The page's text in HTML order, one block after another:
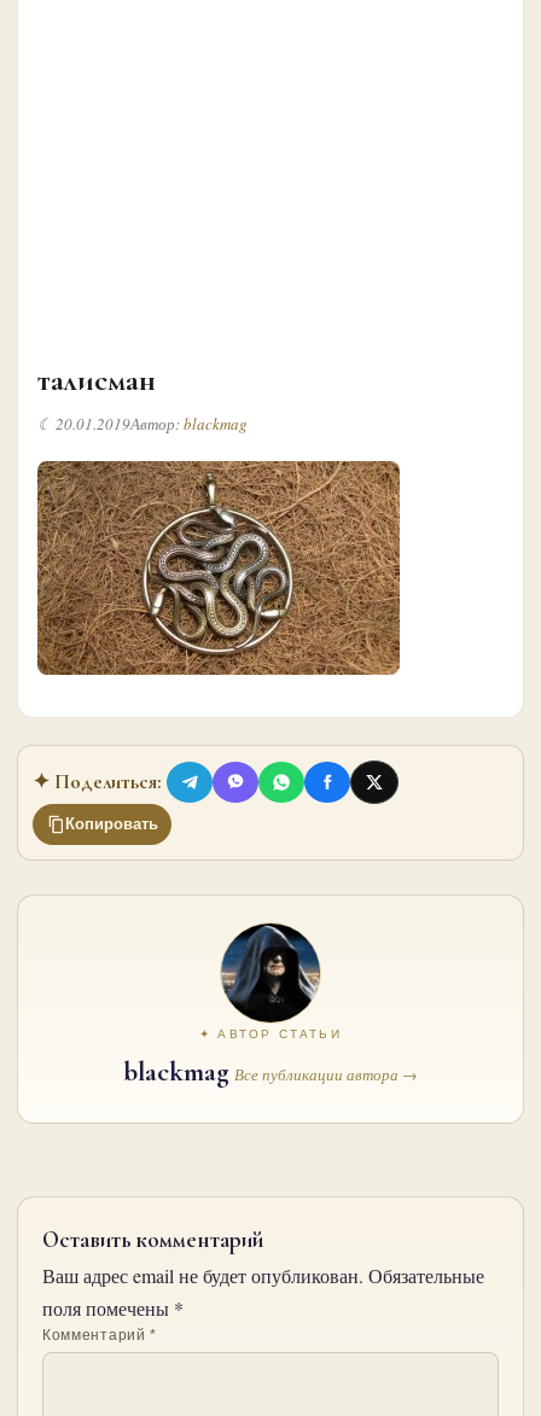
талисман
☾ 20.01.2019Автор:blackmag
✦ Поделиться:
Копировать
✦ АВТОР СТАТЬИ
blackmag Все публикации автора →
Оставить комментарий
Ваш адрес email не будет опубликован. Обязательные
поля помечены *
Комментарий*